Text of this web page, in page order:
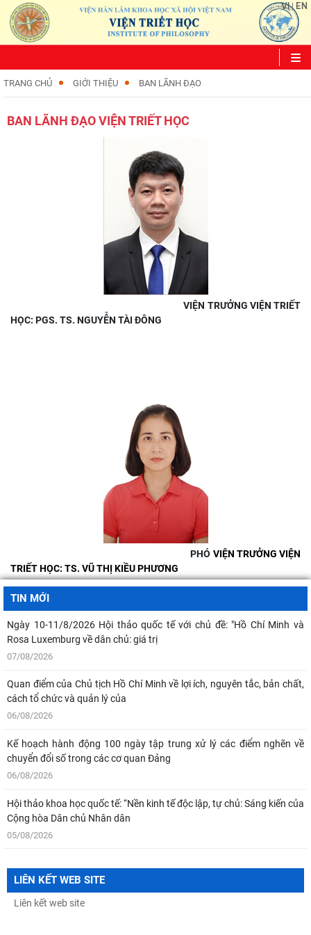
VI| EN
TRANG CHỦ GIỚI THIỆU BAN LÃNH ĐẠO
BAN LÃNH ĐẠO VIỆN TRIẾT HỌC
VIỆN TRƯỞNG VIỆN TRIẾT
HỌC: PGS. TS. NGUYỄN TÀI ĐÔNG
PHÓ VIỆN TRƯỞNG VIỆN
TRIẾT HỌC: TS. VŨ THỊ KIỀU PHƯƠNG
TIN MỚI
Ngày 10-11/8/2026 Hội thảo quốc tế với chủ đề: "Hồ Chí Minh và
Rosa Luxemburg về dân chủ: giá trị
07/08/2026
Quan điểm của Chủ tịch Hồ Chí Minh về lợi ích, nguyên tắc, bản chất,
cách tổ chức và quản lý của
06/08/2026
Kế hoạch hành động 100 ngày tập trung xử lý các điểm nghẽn về
chuyển đổi số trong các cơ quan Đảng
06/08/2026
Hội thảo khoa học quốc tế: “Nền kinh tế độc lập, tự chủ: Sáng kiến của
Cộng hòa Dân chủ Nhân dân
05/08/2026
Viện Khoa học Kinh tế và Xã hội
04/08/2026
LIÊN KẾT WEB SITE